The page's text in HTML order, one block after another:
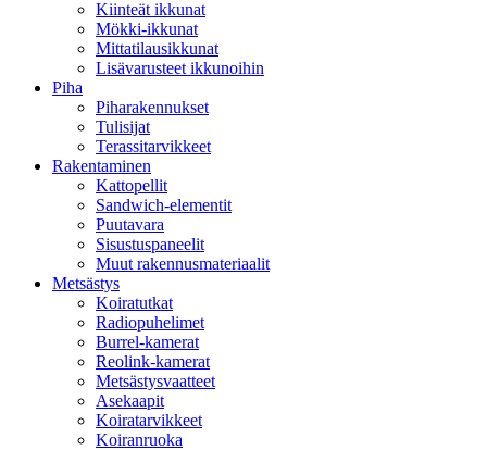
Kiinteät ikkunat
Mökki-ikkunat
Mittatilausikkunat
Lisävarusteet ikkunoihin
Piha
Piharakennukset
Tulisijat
Terassitarvikkeet
Rakentaminen
Kattopellit
Sandwich-elementit
Puutavara
Sisustuspaneelit
Muut rakennusmateriaalit
Metsästys
Koiratutkat
Radiopuhelimet
Burrel-kamerat
Reolink-kamerat
Metsästysvaatteet
Asekaapit
Koiratarvikkeet
Koiranruoka